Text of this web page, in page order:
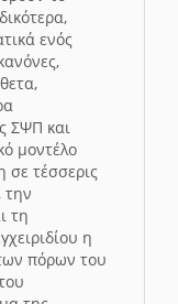
ενός
ΣΨΠ και
μοντέλο
σε τέσσερις
την
τη
η
πόρων του